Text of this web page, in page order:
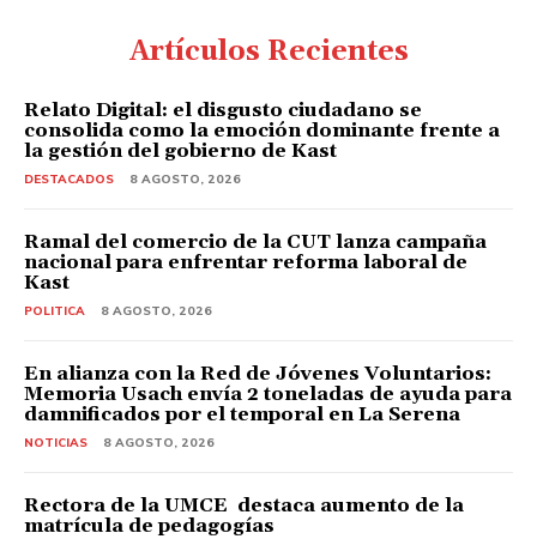
Artículos Recientes
Relato Digital: el disgusto ciudadano se
consolida como la emoción dominante frente a
la gestión del gobierno de Kast
DESTACADOS 8 AGOSTO, 2026
Ramal del comercio de la CUT lanza campaña
nacional para enfrentar reforma laboral de
Kast
POLITICA 8 AGOSTO, 2026
En alianza con la Red de Jóvenes Voluntarios:
Memoria Usach envía 2 toneladas de ayuda para
damnificados por el temporal en La Serena
NOTICIAS 8 AGOSTO, 2026
Rectora de la UMCE destaca aumento de la
matrícula de pedagogías